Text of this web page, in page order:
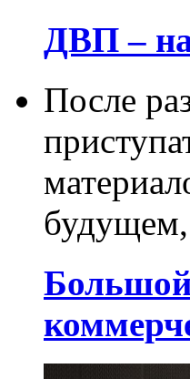
ДВП –
После
будущем,